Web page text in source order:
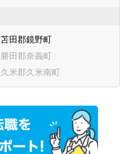
苫田郡鏡野町
勝田郡奈義町
久米郡久米南町